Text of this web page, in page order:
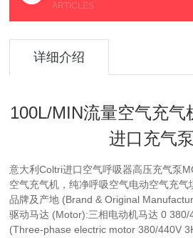
ARTICLES
详细介绍
100L/MIN流量空气充气
进口充气泵
意大利Coltri进口空气呼吸器高压充气泵
空气充气机，纯净呼吸空气电动空气充气
品牌及产地 (Brand & Original
驱动马达 (Motor):三相电动机马达 0 380/
(Three‐phase electric motor 380/440V